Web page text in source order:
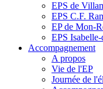
EPS de
EPS C.F.
EP de Mon-
EPS
Accompagnement
A propos
Vie de l'EP
Journée de